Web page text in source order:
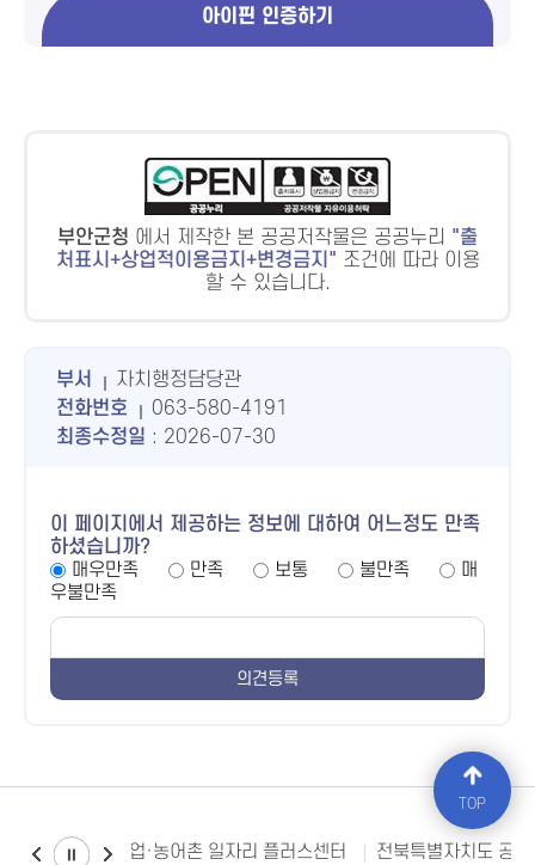
아이핀 인증하기
부안군청 에서 제작한 본 공공저작물은 공공누리
출
처표시+상업적이용금지+변경금지
조건에 따라 이용
할 수 있습니다.
부서
자치행정담당관
전화번호
063-580-4191
최종수정일 : 2026-07-30
이 페이지에서 제공하는 정보에 대하여 어느정도 만족
하셨습니까?
매우만족
만족 보통 불만족
매
우불만족
특별자치도 농어업·농어촌 일자리 플러스센터 전북특별자치도 공
TOP